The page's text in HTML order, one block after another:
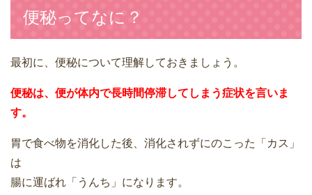
便秘ってなに？
最初に、便秘について理解しておきましょう。
便秘は、便が体内で長時間停滞してしまう症状を言いま
す。
胃で食べ物を消化した後、消化されずにのこった「カス」
は
腸に運ばれ「うんち」になります。